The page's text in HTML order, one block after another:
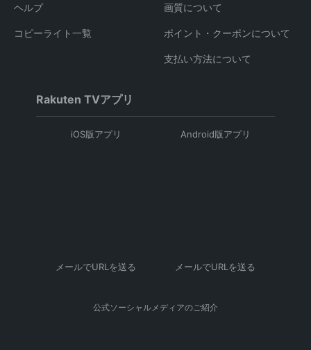
ヘルプ
コピーライト一覧
画質について
ポイント・クーポンについて
支払い方法について
Rakuten TVアプリ
iOS版アプリ
メールでURLを送る
Android版アプリ
メールでURLを送る
公式ソーシャルメディアのご紹介